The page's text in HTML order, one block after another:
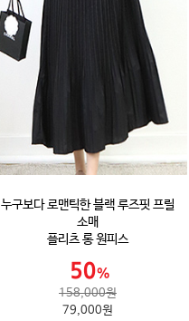
누구보다 로맨틱한 블랙 루즈핏 프릴
소매
플리츠 롱 원피스
158,000원
79,000원